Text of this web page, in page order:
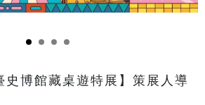
史博館藏桌遊特展】策展人導